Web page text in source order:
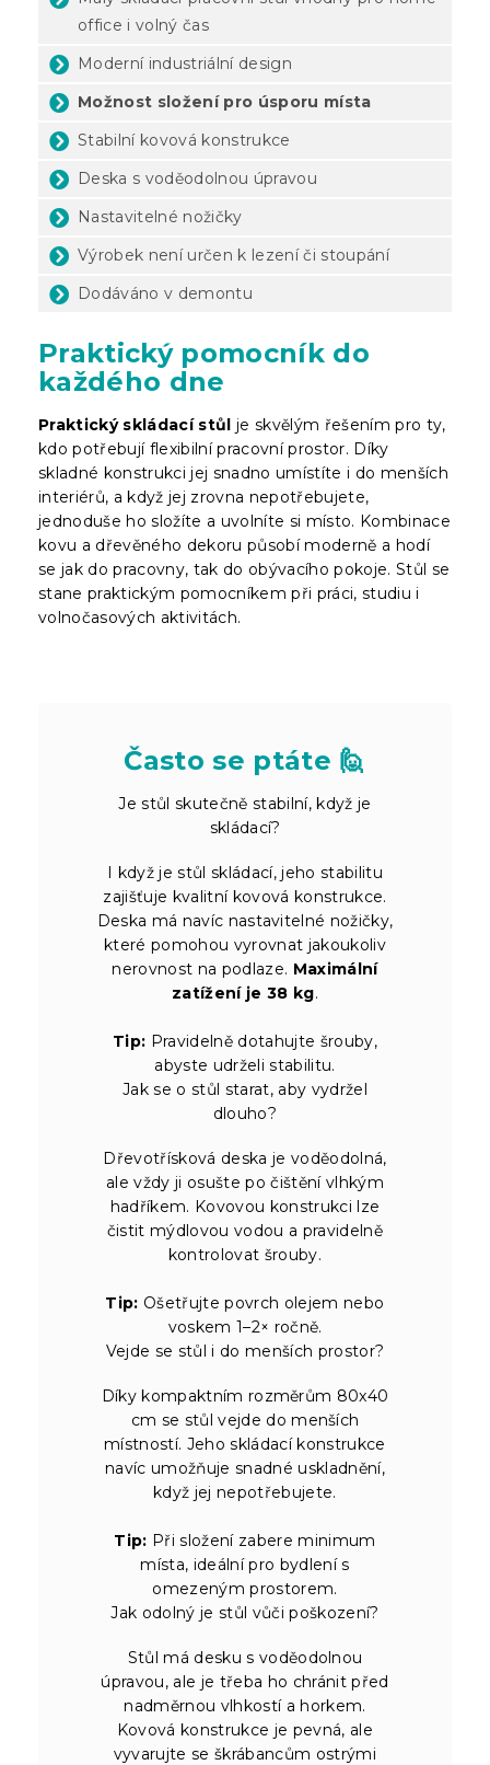
office i volný čas
Moderní industriální design
Možnost složení pro úsporu místa
Stabilní kovová konstrukce
Deska s voděodolnou úpravou
Nastavitelné nožičky
Výrobek není určen k lezení či stoupání
Dodáváno v demontu
Praktický pomocník do
každého dne
Praktický skládací stůl je skvělým řešením pro ty,
kdo potřebují flexibilní pracovní prostor. Díky
skladné konstrukci jej snadno umístíte i do menších
interiérů, a když jej zrovna nepotřebujete,
jednoduše ho složíte a uvolníte si místo. Kombinace
kovu a dřevěného dekoru působí moderně a hodí
se jak do pracovny, tak do obývacího pokoje. Stůl se
stane praktickým pomocníkem při práci, studiu i
volnočasových aktivitách.
Často se ptáte 🙋
Je stůl skutečně stabilní, když je
skládací?
I když je stůl skládací, jeho stabilitu
zajišťuje kvalitní kovová konstrukce.
Deska má navíc nastavitelné nožičky,
které pomohou vyrovnat jakoukoliv
nerovnost na podlaze. Maximální
zatížení je 38 kg.
Tip: Pravidelně dotahujte šrouby,
abyste udrželi stabilitu.
Jak se o stůl starat, aby vydržel
dlouho?
Dřevotřísková deska je voděodolná,
ale vždy ji osušte po čištění vlhkým
hadříkem. Kovovou konstrukci lze
čistit mýdlovou vodou a pravidelně
kontrolovat šrouby.
Tip: Ošetřujte povrch olejem nebo
voskem 1–2× ročně.
Vejde se stůl i do menších prostor?
Díky kompaktním rozměrům 80x40
cm se stůl vejde do menších
místností. Jeho skládací konstrukce
navíc umožňuje snadné uskladnění,
když jej nepotřebujete.
Tip: Při složení zabere minimum
místa, ideální pro bydlení s
omezeným prostorem.
Jak odolný je stůl vůči poškození?
Stůl má desku s voděodolnou
úpravou, ale je třeba ho chránit před
nadměrnou vlhkostí a horkem.
Kovová konstrukce je pevná, ale
vyvarujte se škrábancům ostrými